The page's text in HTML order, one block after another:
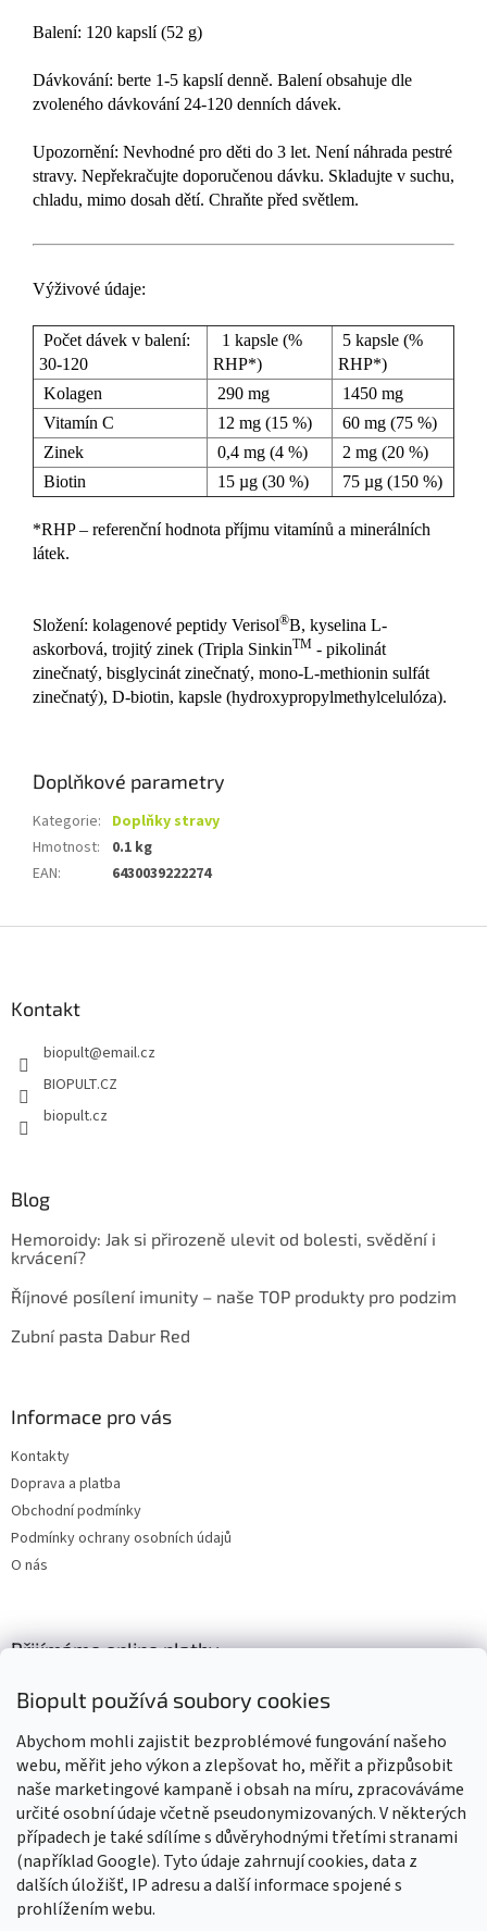
Biopult používá soubory cookies
Abychom mohli zajistit bezproblémové fungování našeho
webu, měřit jeho výkon a zlepšovat ho, měřit a přizpůsobit
naše marketingové kampaně i obsah na míru, zpracováváme
určité osobní údaje včetně pseudonymizovaných. V některých
případech je také sdílíme s důvěryhodnými třetími stranami
(například Google). Tyto údaje zahrnují cookies, data z
dalších úložišť, IP adresu a další informace spojené s
prohlížením webu.
Balení: 120 kapslí (52 g)
Dávkování: berte 1-5 kapslí denně. Balení obsahuje dle
zvoleného dávkování 24-120 denních dávek.
Upozornění: Nevhodné pro děti do 3 let. Není náhrada pestré
stravy. Nepřekračujte doporučenou dávku. Skladujte v suchu,
chladu, mimo dosah dětí. Chraňte před světlem.
Výživové údaje:
Počet dávek v balení:
30-120
1 kapsle (%
RHP*)
5 kapsle (%
RHP*)
Kolagen
290 mg
1450 mg
Vitamín C
12 mg (15 %)
60 mg (75 %)
Zinek
0,4 mg (4 %)
2 mg (20 %)
Biotin
15 µg (30 %) 75 µg (150 %)
*RHP – referenční hodnota příjmu vitamínů a minerálních
látek.
Složení: kolagenové peptidy Verisol®B, kyselina L-
askorbová, trojitý zinek (Tripla SinkinTM - pikolinát
zinečnatý, bisglycinát zinečnatý, mono-L-methionin sulfát
zinečnatý), D-biotin, kapsle (hydroxypropylmethylcelulóza).
Doplňkové parametry
Kategorie: Doplňky stravy
Hmotnost:
0.1 kg
EAN: 6430039222274
Kontakt
biopult@email.cz
BIOPULT.CZ
biopult.cz
Blog
Hemoroidy: Jak si přirozeně ulevit od bolesti, svědění i
krvácení?
Říjnové posílení imunity – naše TOP produkty pro podzim
Zubní pasta Dabur Red
Informace pro vás
Kontakty
Doprava a platba
Obchodní podmínky
Podmínky ochrany osobních údajů
O nás
Přijímáme online platby
Výrobky označené BIO jsou certifikované kontrolní organizací CZ-
BIO-003